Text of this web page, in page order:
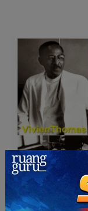
Sosok asli